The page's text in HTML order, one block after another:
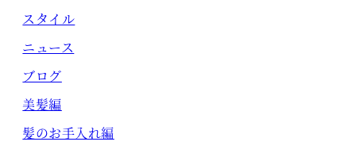
スタイル
ニュース
ブログ
美髪編
髪のお手入れ編